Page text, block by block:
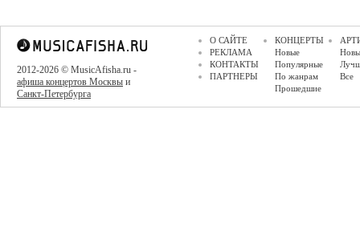
2012-2026 © MusicAfisha.ru -
афиша концертов Москвы и
Санкт-Петербурга
О САЙТЕ
РЕКЛАМА
КОНТАКТЫ
ПАРТНЕРЫ
КОНЦЕРТЫ
Новые
Популярные
По жанрам
Прошедшие
Все